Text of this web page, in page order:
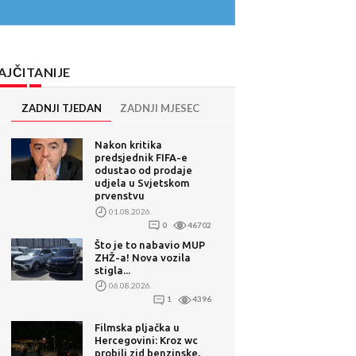
ZADNJI TJEDAN ZADNJI MJESEC
Nakon kritika
predsjednik FIFA-e
odustao od prodaje
udjela u Svjetskom
prvenstvu
01.08.2026.
0
46702
Što je to nabavio MUP
ZHŽ-a! Nova vozila
stigla...
06.08.2026.
1
4396
Filmska pljačka u
Hercegovini: Kroz wc
probili zid benzinske,